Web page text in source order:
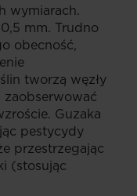
wymiarach.
mm. Trudno
obecność,
tworzą węzły
zaobserwować
Guzaka
pestycydy
przestrzegając
(stosując